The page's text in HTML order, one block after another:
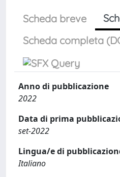
Scheda breve
Scheda completa
Anno di pubblicazione
2022
Data di prima
set-2022
Lingua/e di
Italiano